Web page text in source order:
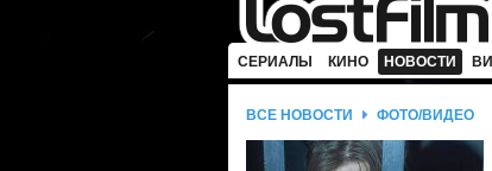
СЕРИАЛЫ КИНО НОВОСТИ
ВСЕ НОВОСТИ ФОТО/ВИДЕО